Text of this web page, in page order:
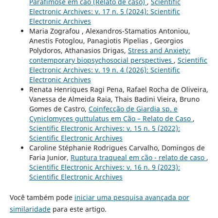
Electronic Archives: v. 17 n. 5 (2024): Scientific
Electronic Archives
Maria Zografou , Αlexandros-Stamatios Antoniou,
Anestis Fotoglou, Panagiotis Pipelias , Georgios
Polydoros, Athanasios Drigas, Stress and Anxiety:
contemporary biopsychosocial perspectives , Scientific
Electronic Archives: v. 19 n. 4 (2026): Scientific
Electronic Archives
Renata Henriques Ragi Pena, Rafael Rocha de Oliveira,
Vanessa de Almeida Raia, Thais Badini Vieira, Bruno
Gomes de Castro, Coinfecção de Giardia sp. e
Cyniclomyces guttulatus em Cão – Relato de Caso ,
Scientific Electronic Archives: v. 15 n. 5 (2022):
Scientific Electronic Archives
Caroline Stéphanie Rodrigues Carvalho, Domingos de
Faria Junior, Ruptura traqueal em cão - relato de caso ,
Scientific Electronic Archives: v. 16 n. 9 (2023):
Scientific Electronic Archives
Você também pode iniciar uma pesquisa avançada por
similaridadepara este artigo.